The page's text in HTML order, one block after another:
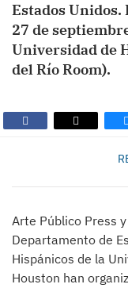
Estados
27 de
Universidad de
del Río Room).
Arte Público Press
Departamento de
Hispánicos de la
Houston han